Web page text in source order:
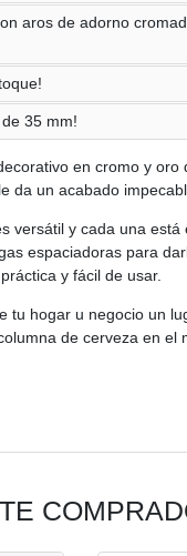
aros de adorno
35 mm!
en cromo y oro
da un acabado
versátil y cada una
espaciadoras para
y fácil de usar.
tu hogar u negocio un
de cerveza en el